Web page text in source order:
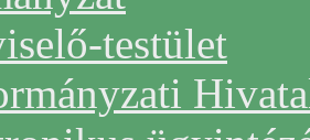
testület